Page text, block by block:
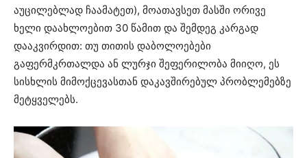
აუცილებლად ჩაამატეთ), მოათავსეთ მასში ორივე
ხელი დაახლოებით 30 წამით და შემდეგ კარგად
დააკვირდით: თუ თითის დაბოლოებები
გაფერმკრთალდა ან ლურჯი შეფერილობა მიიღო, ეს
სისხლის მიმოქცევასთან დაკავშირებულ პრობლემებზე
მეტყველებს.